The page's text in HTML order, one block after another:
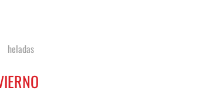
heladas